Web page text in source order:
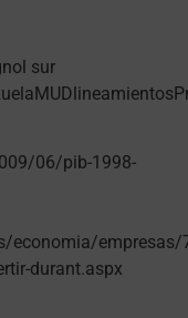
sur
06/pib-1998-
economia/empresas/
durant.aspx